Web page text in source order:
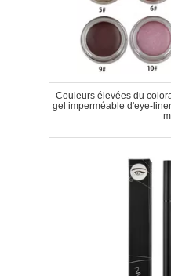
Couleurs élevées du
gel imperméable d'eye-